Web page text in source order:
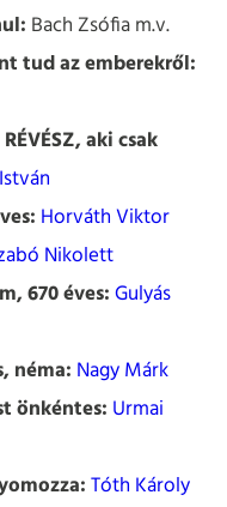
Bach Zsófia m.v.
tud az emberekről:
aki csak
Horváth Viktor
Nikolett
670 éves:Gulyás
néma: Nagy Márk
önkéntes: Urmai
Tóth Károly